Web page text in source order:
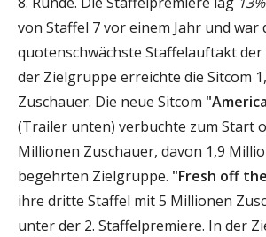
von Staffel 7 vor einem Jahr und war
quotenschwächste Staffelauftakt der
der Zielgruppe erreichte die Sitcom
Zuschauer. Die neue Sitcom
(Trailer unten) verbuchte zum Start
Millionen Zuschauer, davon 1,9
begehrten Zielgruppe. "Fresh off
ihre dritte Staffel mit 5 Millionen
unter der 2. Staffelpremiere. In der